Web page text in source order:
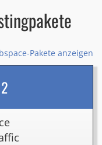
Pakete anzeigen